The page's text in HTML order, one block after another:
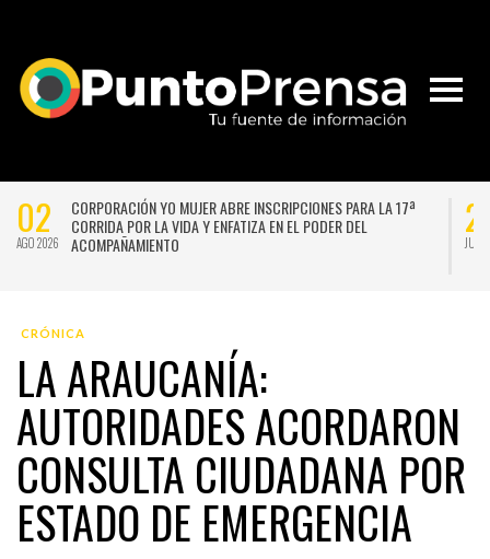
02
AGO 2026
CORPORACIÓN YO MUJER ABRE INSCRIPCIONES PARA LA 17ª
CORRIDA POR LA VIDA Y ENFATIZA EN EL PODER DEL
ACOMPAÑAMIENTO
JUL
CRÓNICA
LA ARAUCANÍA:
AUTORIDADES ACORDARON
CONSULTA CIUDADANA POR
ESTADO DE EMERGENCIA